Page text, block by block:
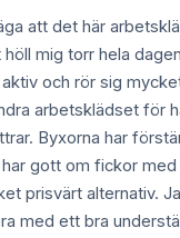
att det här
mig torr hela
och rör sig
arbetsklädset för
Byxorna har
gott om fickor med
prisvärt alternativ.
med ett bra